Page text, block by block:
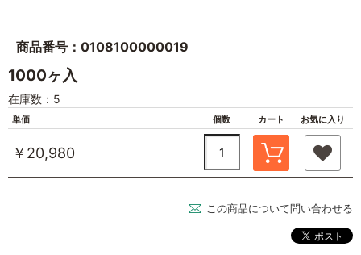
商品番号：0108100000019
1000ヶ入
在庫数：5
単価 個数 カート お気に入り
￥20,980
この商品について問い合わせる